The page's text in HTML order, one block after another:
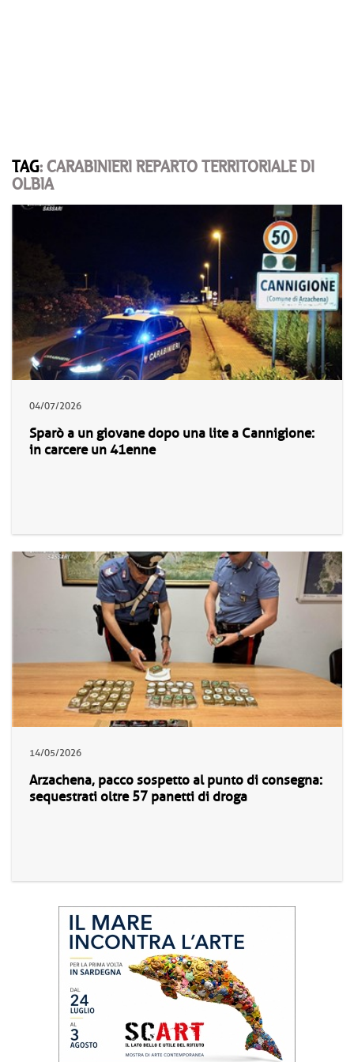
TAG: CARABINIERI REPARTO TERRITORIALE DI
OLBIA
04/07/2026
Sparò a un giovane dopo una lite a Cannigione:
in carcere un 41enne
14/05/2026
Arzachena, pacco sospetto al punto di consegna:
sequestrati oltre 57 panetti di droga